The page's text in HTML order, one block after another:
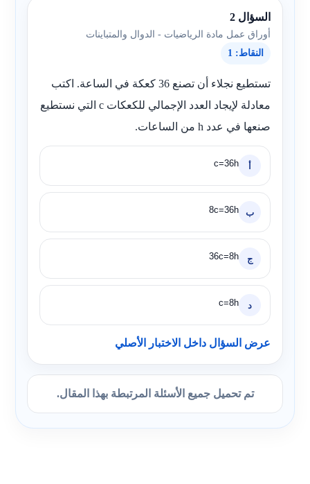
السؤال 2
أوراق عمل مادة الرياضيات - الدوال والمتباينات
النقاط: 1
تستطيع نجلاء أن تصنع 36 كعكة في الساعة. اكتب
معادلة لإيجاد العدد الإجمالي للكعكات cالتي نستطيع
صنعها في عدد hمن الساعات.
أ c=36h
ب 8c=36h
ج 36c=8h
د c=8h
عرض السؤال داخل الاختبار الأصلي
تم تحميل جميع الأسئلة المرتبطة بهذا المقال.